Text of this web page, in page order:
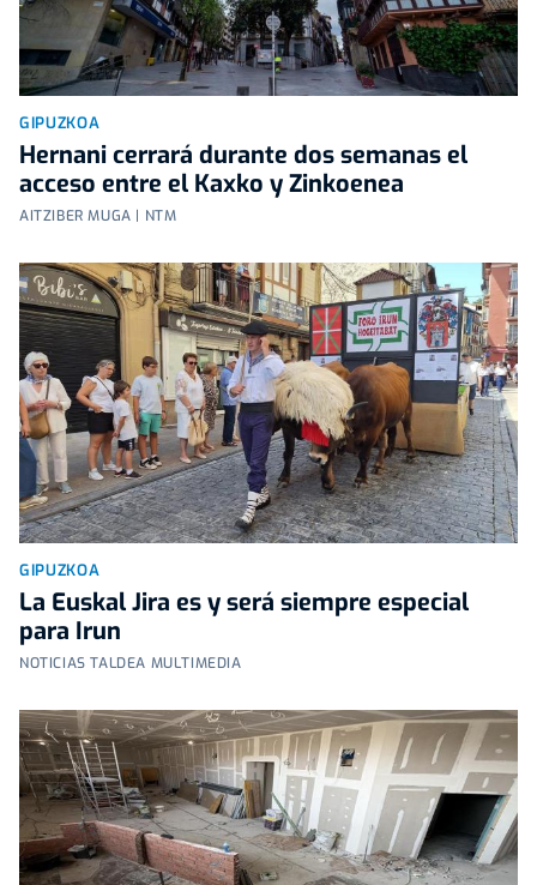
GIPUZKOA
Hernani cerrará durante dos semanas el
acceso entre el Kaxko y Zinkoenea
AITZIBER MUGA | NTM
GIPUZKOA
La Euskal Jira es y será siempre especial
para Irun
NOTICIAS TALDEA MULTIMEDIA